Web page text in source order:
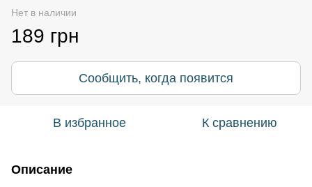
Нет в наличии
189 грн
Сообщить, когда появится
В избранное К сравнению
Описание